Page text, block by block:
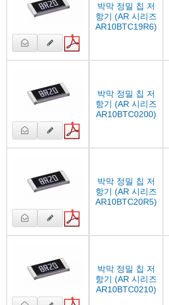
박막 정밀 칩 저
항기 (AR 시리즈
AR10BTC19R6)
박막 정밀 칩 저
항기 (AR 시리즈
AR10BTC0200)
박막 정밀 칩 저
항기 (AR 시리즈
AR10BTC20R5)
박막 정밀 칩 저
항기 (AR 시리즈
AR10BTC0210)